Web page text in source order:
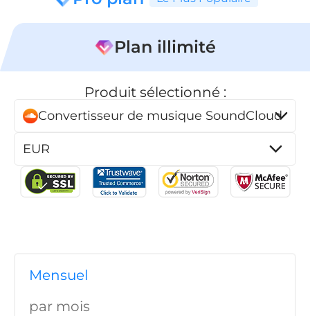
Pandora
en ligne
Plan illimité
Produit sélectionné :
Convertisseur de musique SoundCloud
Mensuel
par mois